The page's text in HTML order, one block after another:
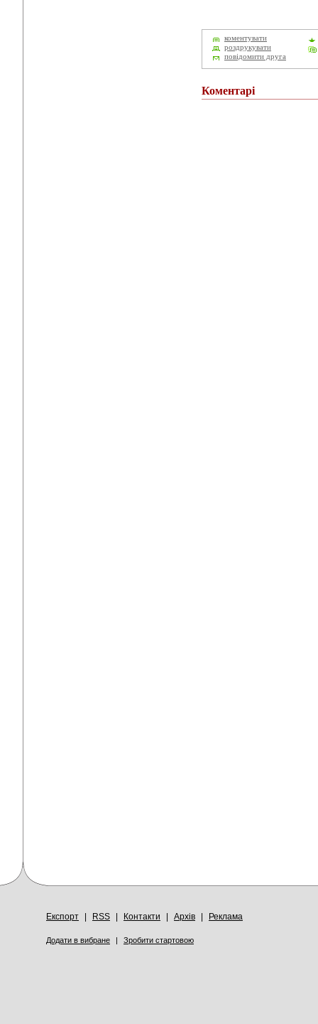
коментувати
роздрукувати
повідомити друга
Коментарі
Експорт RSS Контакти Архів Реклама
Додати в вибране | Зробити стартовою